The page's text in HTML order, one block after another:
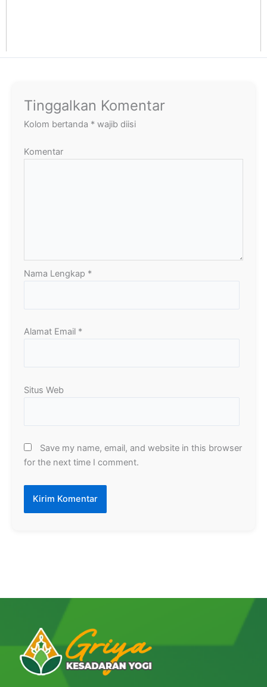
Tinggalkan Komentar
Kolom bertanda * wajib diisi
Komentar
Nama Lengkap *
Alamat Email *
Situs Web
Save my name, email, and website in this browser
for the next time I comment.